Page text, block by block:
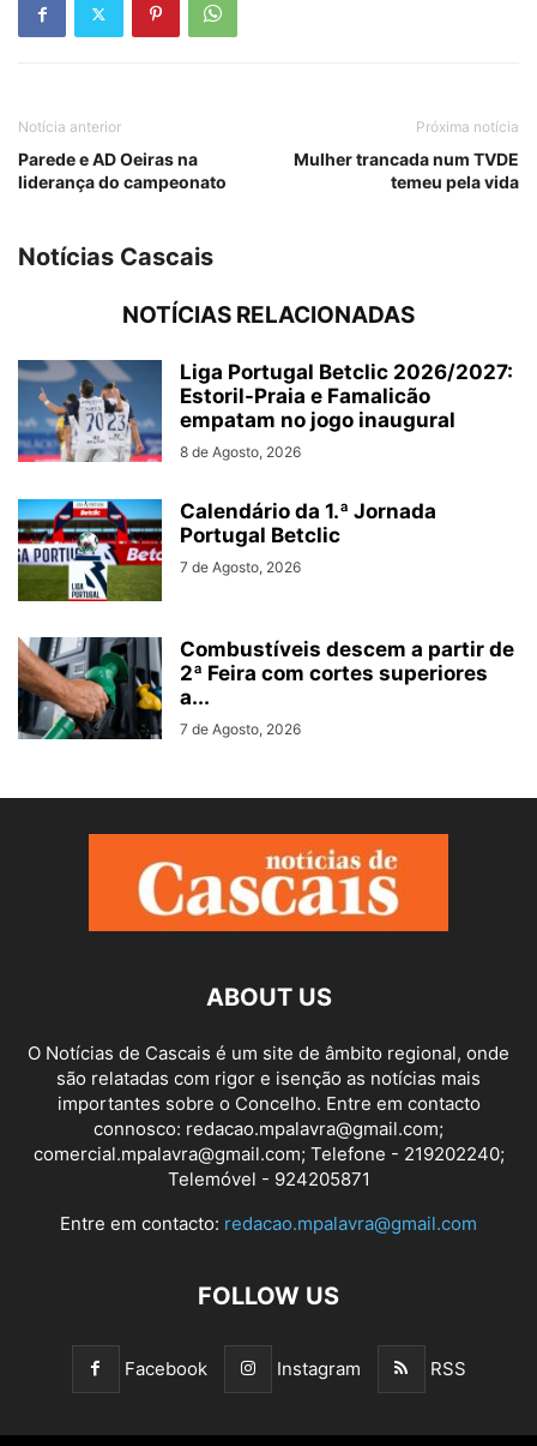
Notícia anterior
Parede e AD Oeiras na
liderança do campeonato
Próxima notícia
Mulher trancada num TVDE
temeu pela vida
Notícias Cascais
NOTÍCIAS RELACIONADAS
Liga Portugal Betclic 2026/2027:
Estoril-Praia e Famalicão
empatam no jogo inaugural
8 de Agosto, 2026
Calendário da 1.ª Jornada
Portugal Betclic
7 de Agosto, 2026
Combustíveis descem a partir de
2ª Feira com cortes superiores
a...
7 de Agosto, 2026
ABOUT US
O Notícias de Cascais é um site de âmbito regional, onde
são relatadas com rigor e isenção as notícias mais
importantes sobre o Concelho. Entre em contacto
connosco: redacao.mpalavra@gmail.com;
comercial.mpalavra@gmail.com; Telefone - 219202240;
Telemóvel - 924205871
Entre em contacto: redacao.mpalavra@gmail.com
FOLLOW US
Facebook Instagram RSS